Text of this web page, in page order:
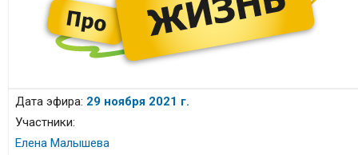
Дата эфира: 29 ноября 2021 г.
Участники:
Елена Малышева